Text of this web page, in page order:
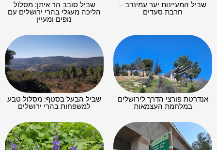
שביל המעיינות יער עמינדב –
חרבת סעדים
שביל סובב הר איתן: מסלול
הליכה מעגלי בהרי ירושלים עם
נופים ומעיין
אנדרטת פורצי הדרך לירושלים
במלחמת העצמאות
שביל הבעל בסטף: מסלול טבע
למשפחות בהרי ירושלים